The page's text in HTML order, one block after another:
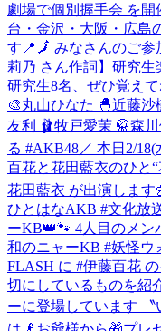
劇場で個別握手会 を開
台・金沢・大阪・広島
す📍🗾 みなさんのご参
莉乃 さん作詞】研究
研究生8名、ぜひ覚えて
🎨丸山ひなた 🐣近藤
友利 🩰牧戸愛茉 🥋森
る #AKB48／ 本日2/
百花と花田藍衣のひと
花田藍衣 が出演しま
ひとはなAKB #文化放
ーKB👑🐾 4人目のメ
和のニャーKB #妖怪ウ
FLASH に #伊藤百花
切にしているものを紹
ーに登場しています